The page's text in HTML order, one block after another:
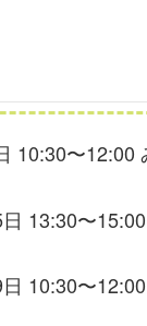
10:30〜12:00
13:30〜
10:30〜